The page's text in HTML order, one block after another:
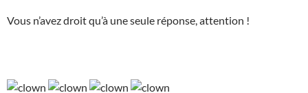
Vous n’avez droit qu’à une seule réponse, attention !